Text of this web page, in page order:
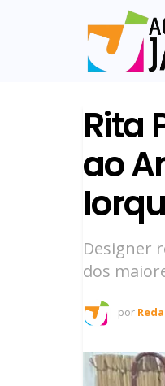
Rita
ao
Designer
dos
por